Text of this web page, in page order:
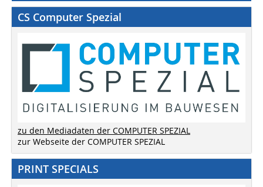
CS Computer Spezial
zu den Mediadaten der COMPUTER SPEZIAL
zur Webseite der COMPUTER SPEZIAL
PRINT SPECIALS